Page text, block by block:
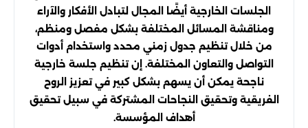
الجلسات الخارجية أيضًا المجال لتبادل الأفكار والآراء
ومناقشة المسائل المختلفة بشكل مفصل ومنظم،
من خلال تنظيم جدول زمني محدد واستخدام أدوات
التواصل والتعاون المختلفة. إن تنظيم جلسة خارجية
ناجحة يمكن أن يسهم بشكل كبير في تعزيز الروح
الفريقية وتحقيق النجاحات المشتركة في سبيل تحقيق
أهداف المؤسسة.